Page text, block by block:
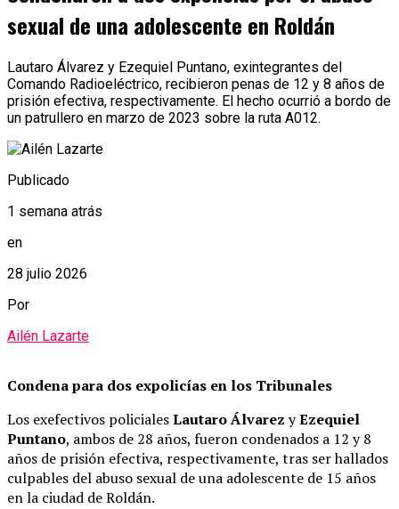
sexual de una adolescente en Roldán
Lautaro Álvarez y Ezequiel Puntano, exintegrantes del
Comando Radioeléctrico, recibieron penas de 12 y 8 años de
prisión efectiva, respectivamente. El hecho ocurrió a bordo de
un patrullero en marzo de 2023 sobre la ruta A012.
Publicado
1 semana atrás
en
28 julio 2026
Por
Ailén Lazarte
Condena para dos expolicías en los Tribunales
Los exefectivos policialesLautaro Álvarez yEzequiel
Puntano, ambos de 28 años, fueron condenados a 12 y 8
años de prisión efectiva, respectivamente, tras ser hallados
culpables del abuso sexual de una adolescente de 15 años
en la ciudad de Roldán.